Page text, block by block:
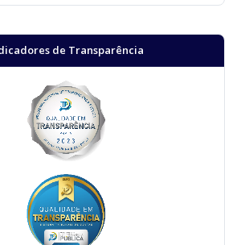
de Transparência